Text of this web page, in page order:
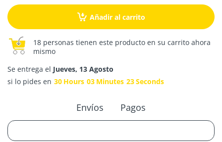
Añadir al carrito
18 personas tienen este producto en su carrito ahora
mismo
Se entrega el Jueves, 13 Agosto
si lo pides en 30 Hours 03 Minutes 23Seconds
Envíos Pagos